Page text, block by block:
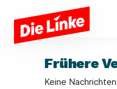
Zum Hauptinhalt springen
Frühere
Keine